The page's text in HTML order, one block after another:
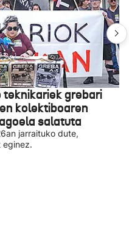
teknikariek grebari
kolektiboaren
salatuta
jarraituko dute,
eginez.